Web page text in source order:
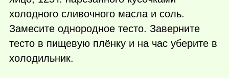
холодного сливочного масла и соль.
Замесите однородное тесто. Заверните
тесто в пищевую плёнку и на час уберите в
холодильник.